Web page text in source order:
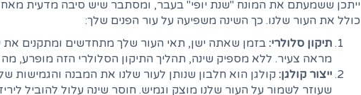
ייתכן ששמעתם את המונח "שנת יופי" בעבר, ומסתבר שיש סיבה מדעית
כולל את העור שלנו. כך השינה משפיעה על עור הפנים שלך:
תיקון סלולרי: בזמן שאתה ישן, תאי העור שלך מתחדשים ומתקנים את
מראה צעיר. ללא מספיק שינה, תהליך התיקון הסלולרי הזה מופרע,
ייצור קולגן: קולגן הוא חלבון שנותן לעור שלנו את המבנה והגמישות
שעוזר לשמור על העור שלנו מוצק וגמיש. חוסר שינה עלול להוביל